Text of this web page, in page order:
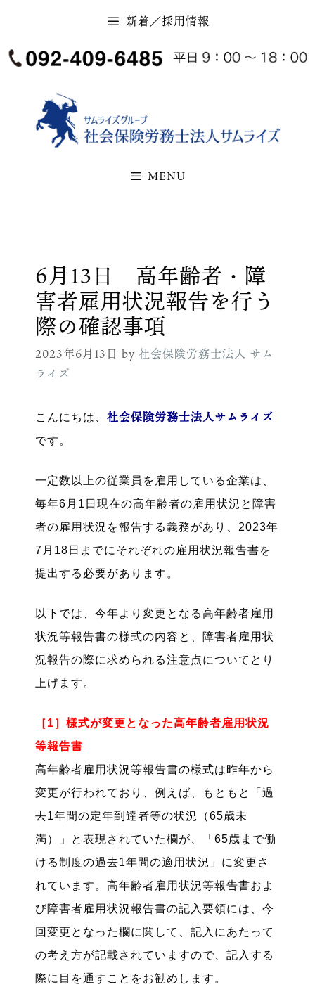
テ
新着／採用情報
MENU
6月13日 高年齢者・障
害者雇用状況報告を行う
際の確認事項
2023年6月13日 by 社会保険労務士法人 サム
ライズ
こんにちは、 社会保険労務士法人サムライズ
です。
一定数以上の従業員を雇用している企業は、
毎年6月1日現在の高年齢者の雇用状況と障害
者の雇用状況を報告する義務があり、2023年
7月18日までにそれぞれの雇用状況報告書を
提出する必要があります。
以下では、今年より変更となる高年齢者雇用
状況等報告書の様式の内容と、障害者雇用状
況報告の際に求められる注意点についてとり
上げます。
［1］様式が変更となった高年齢者雇用状況
等報告書
高年齢者雇用状況等報告書の様式は昨年から
変更が行われており、例えば、もともと「過
去1年間の定年到達者等の状況（65歳未
満）」と表現されていた欄が、「65歳まで働
ける制度の過去1年間の適用状況」に変更さ
れています。高年齢者雇用状況等報告書およ
び障害者雇用状況報告書の記入要領には、今
回変更となった欄に関して、記入にあたって
の考え方が記載されていますので、記入する
際に目を通すことをお勧めします。